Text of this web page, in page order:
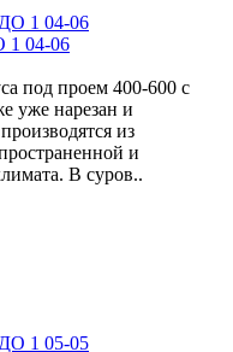
1 04-06
под проем 400-600 с
уже нарезан и
из
и
В суров..